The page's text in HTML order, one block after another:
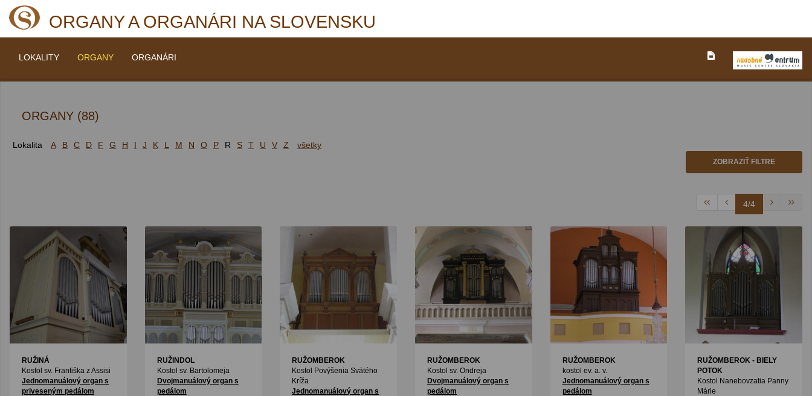
ORGANY A ORGANÁRI NA SLOVENSKU
LOKALITY ORGANY ORGANÁRI
ORGANY (88)
Lokalita A B C D F G H I J K L M N O P R S T U V Z všetky
ZOBRAZIŤ FILTRE
4/4
RUŽINÁ
Kostol sv. Františka z Assisi
Jednomanuálový organ s
priveseným pedálom
RUŽINDOL
Kostol sv. Bartolomeja
Dvojmanuálový organ s
pedálom
RUŽOMBEROK
Kostol Povýšenia Svätého
Kríža
Jednomanuálový organ s
RUŽOMBEROK
Kostol sv. Ondreja
Dvojmanuálový organ s
pedálom
RUŽOMBEROK
kostol ev. a. v.
Jednomanuálový organ s
pedálom
RUŽOMBEROK - BIELY
POTOK
Kostol Nanebovzatia Panny
Márie